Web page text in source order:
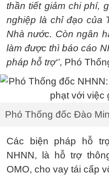
thần tiết giảm chi phí,
nghiệp là chỉ đạo của
Nhà nước. Còn ngân
làm được thì báo cáo
pháp hỗ trợ‘’, Phó
Phó Thống đốc Đào
Các biện pháp hỗ
NHNN, là hỗ trợ
OMO, cho vay tái cấp